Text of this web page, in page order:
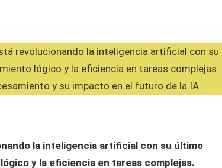
la inteligencia artificial con su último
y la eficiencia en tareas complejas.